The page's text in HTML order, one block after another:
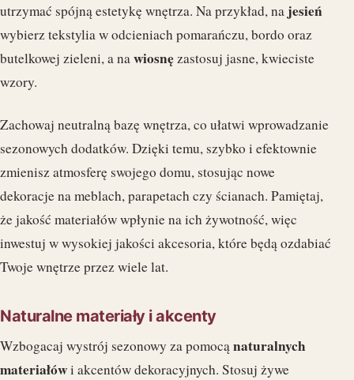
utrzymać spójną estetykę wnętrza. Na przykład, na jesień
wybierz tekstylia w odcieniach pomarańczu, bordo oraz
butelkowej zieleni, a nawiosnęzastosuj jasne, kwieciste
wzory.
Zachowaj neutralną bazę wnętrza, co ułatwi wprowadzanie
sezonowych dodatków. Dzięki temu, szybko i efektownie
zmienisz atmosferę swojego domu, stosując nowe
dekoracje na meblach, parapetach czy ścianach. Pamiętaj,
że jakość materiałów wpłynie na ich żywotność, więc
inwestuj w wysokiej jakości akcesoria, które będą ozdabiać
Twoje wnętrze przez wiele lat.
Naturalne materiały i akcenty
Wzbogacaj wystrój sezonowy za pomocąnaturalnych
materiałówi akcentów dekoracyjnych. Stosuj żywe